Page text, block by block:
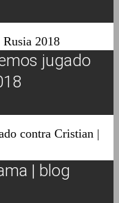
jugado
| blog